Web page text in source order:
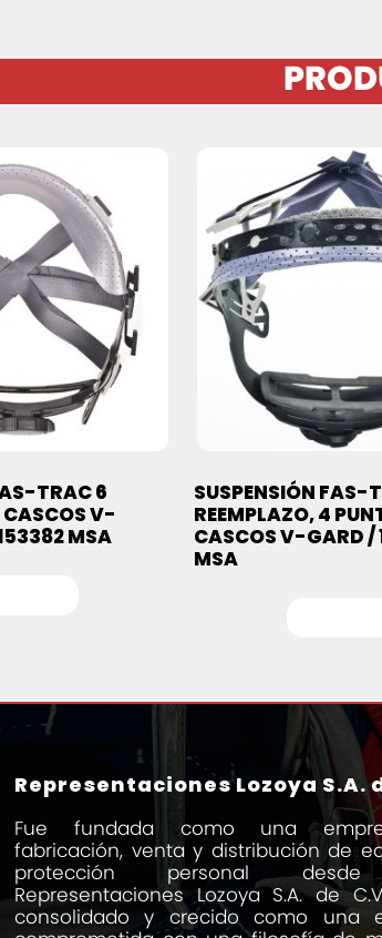
TRAC 6
CASCOS V-
MSA
SUSPENSIÓN FAS-
REEMPLAZO, 4
CASCOS V-GARD /
MSA
Representaciones Lozoya S.A.
Fue fundada como una
fabricación, venta y distribución de
protección personal desde
Representaciones Lozoya S.A. de
consolidado y crecido como una